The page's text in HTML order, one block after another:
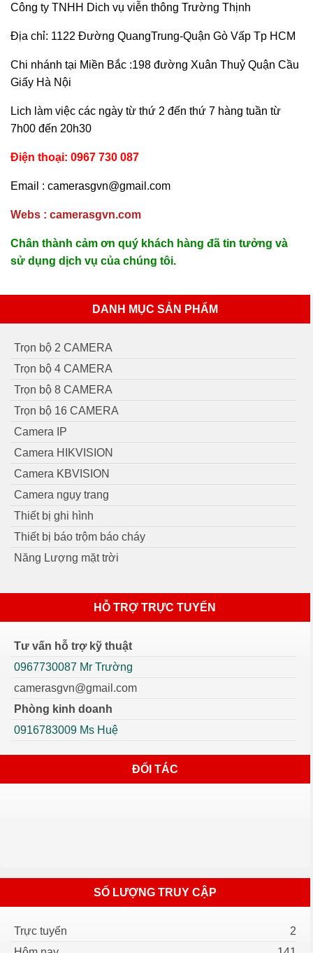
Công ty TNHH Dich vụ viễn thông Trường Thịnh
Địa chỉ: 1122 Đường QuangTrung-Quận Gò Vấp Tp HCM
Chi nhánh tại Miền Bắc :198 đường Xuân Thuỷ Quận Cầu
Giấy Hà Nội
Lich làm việc các ngày từ thứ 2 đến thứ 7 hàng tuần từ
7h00 đến 20h30
Điện thoại: 0967 730 087
Email : camerasgvn@gmail.com
Webs : camerasgvn.com
Chân thành cảm ơn quý khách hàng đã tin tưởng và
sử dụng dịch vụ của chúng tôi.
DANH MỤC SẢN PHẨM
Trọn bộ 2 CAMERA
Trọn bộ 4 CAMERA
Trọn bộ 8 CAMERA
Trọn bộ 16 CAMERA
Camera IP
Camera HIKVISION
Camera KBVISION
Camera ngụy trang
Thiết bị ghi hình
Thiết bị báo trộm báo cháy
Năng Lượng mặt trời
HỖ TRỢ TRỰC TUYẾN
Tư vấn hỗ trợ kỹ thuật
0967730087 Mr Trường
camerasgvn@gmail.com
Phòng kinh doanh
0916783009 Ms Huệ
ĐỐI TÁC
SỐ LƯỢNG TRUY CẬP
Trực tuyến
2